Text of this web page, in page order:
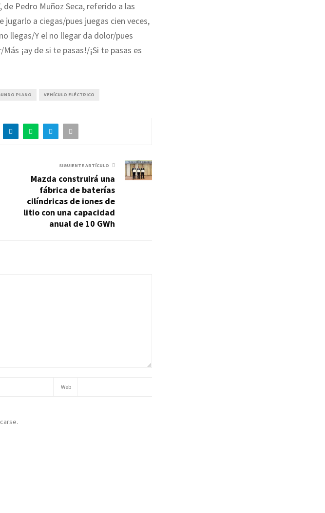
de Pedro Muñoz Seca, referido a las
jugarlo a ciegas/pues juegas cien veces,
llegas/Y el no llegar da dolor/pues
¡ay de si te pasas!/¡Si te pasas es
PLANO VEHÍCULO ELÉCTRICO
SIGUIENTE ARTÍCULO
Mazda construirá una
fábrica de baterías
cilíndricas de iones de
litio con una capacidad
anual de 10 GWh